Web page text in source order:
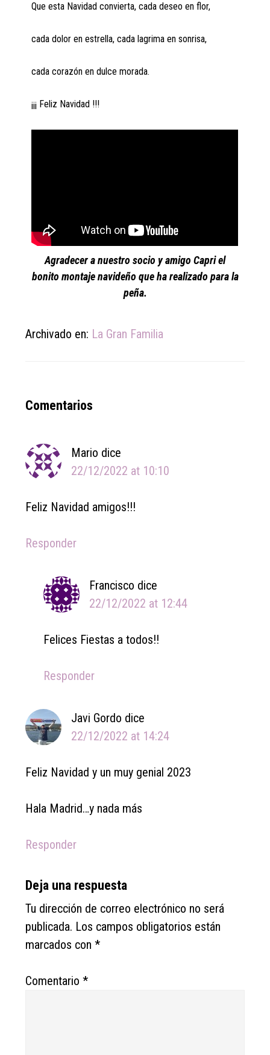
Que esta Navidad convierta, cada deseo en flor,
cada dolor en estrella, cada lagrima en sonrisa,
cada corazón en dulce morada.
¡¡¡ Feliz Navidad !!!
Agradecer a nuestro socio y amigo Capri el
bonito montaje navideño que ha realizado para la
peña.
Archivado en: La Gran Familia
Reader
Comentarios
Mario dice
22/12/2022 at 10:10
Feliz Navidad amigos!!!
Responder
Francisco dice
22/12/2022 at 12:44
Felices Fiestas a todos!!
Responder
Javi Gordo dice
22/12/2022 at 14:24
Feliz Navidad y un muy genial 2023
Hala Madrid…y nada más
Responder
Deja una respuesta
Tu dirección de correo electrónico no será
publicada. Los campos obligatorios están
marcados con*
Comentario*